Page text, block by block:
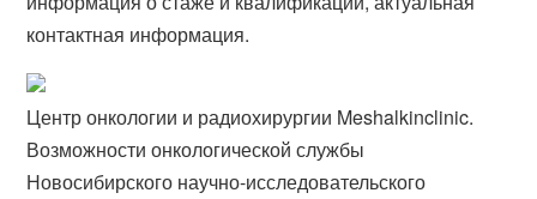
контактная информация.
Центр онкологии и радиохирургии Meshalkinclinic.
Возможности онкологической службы
Новосибирского научно-исследовательского